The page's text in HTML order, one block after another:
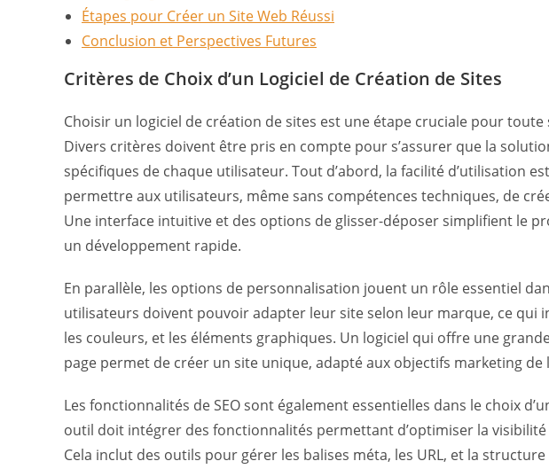
Étapes pour Créer un Site Web Réussi
Conclusion et Perspectives Futures
Critères de Choix d’un Logiciel de Création de Sites
Choisir un logiciel de création de sites est une étape cruciale pour
Divers critères doivent être pris en compte pour s’assurer que la
spécifiques de chaque utilisateur. Tout d’abord, la facilité d’utilisation
permettre aux utilisateurs, même sans compétences techniques, de
Une interface intuitive et des options de glisser-déposer simplifient le
un développement rapide.
En parallèle, les options de personnalisation jouent un rôle essentiel
utilisateurs doivent pouvoir adapter leur site selon leur marque, ce qui
les couleurs, et les éléments graphiques. Un logiciel qui offre une
page permet de créer un site unique, adapté aux objectifs marketing de
Les fonctionnalités de SEO sont également essentielles dans le choix
outil doit intégrer des fonctionnalités permettant d’optimiser la
Cela inclut des outils pour gérer les balises méta, les URL, et la